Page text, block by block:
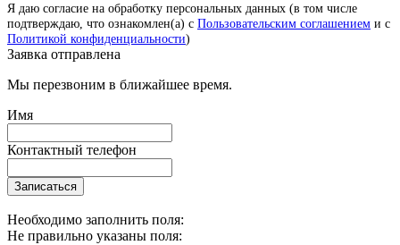
Я даю согласие на обработку персональных данных (в том числе
подтверждаю, что ознакомлен(а) с Пользовательским соглашением и с
Политикой конфиденциальности)
Заявка отправлена
Мы перезвоним в ближайшее время.
Имя
Контактный телефон
Записаться
Необходимо заполнить поля:
Не правильно указаны поля: